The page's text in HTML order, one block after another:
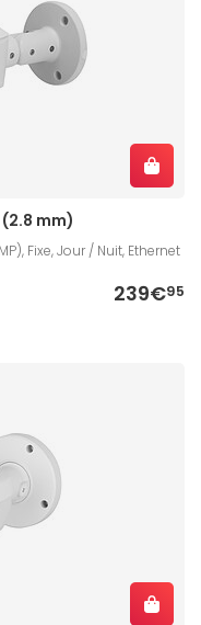
mm)
Fixe, Jour / Nuit, Ethernet
239€95